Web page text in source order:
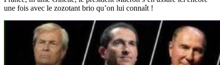
une fois avec le zozotant brio qu’on lui connaît !